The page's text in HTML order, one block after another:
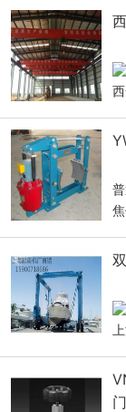
门